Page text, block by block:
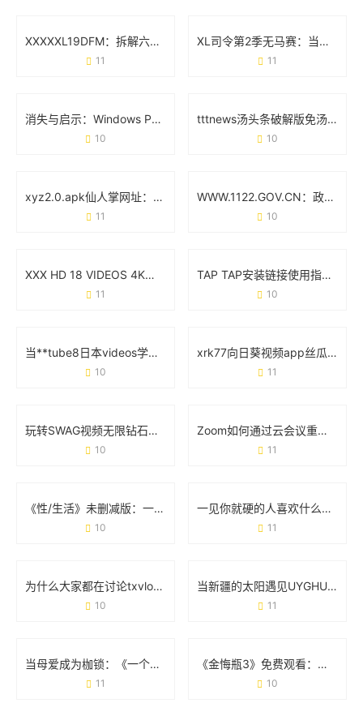
XXXXXL19DFM：拆解六大技术亮点与应用场景全透视
11
XL司令第2季无马赛：当机甲遇上真实感的全新突破
11
消失与启示：Windows Phone为什么没成为你的下一部手机？
10
tttnews汤头条破解版免汤币软件：真实需求与风险警示
10
xyz2.0.apk仙人掌网址：用绿色代码重构你的网络空间
11
WWW.1122.GOV.CN：政务服务的智能入口与创新实践
10
XXX HD 18 VIDEOS 4K：高清视觉体验与内容创作新趋势
11
TAP TAP安装链接使用指南：手把手教你避坑技巧
10
当**tube8日本videos学生直播**遇上网络生态：一场流量狂欢下的冷思考
10
xrk77向日葵视频app丝瓜污功能实测：用户最关心的3个核心问题
11
玩转SWAG视频无限钻石破解版：你需要知道的那些事儿
10
Zoom如何通过云会议重塑远程协作的日常体验
11
《性/生活》未删减版：一场被“打码”的社会实验
10
一见你就硬的人喜欢什么样的表现？身体反应和相处细节藏答案
11
为什么大家都在讨论txvlogcom糖心官网网站？这几点体验太真实了
10
当新疆的太阳遇见UYGHUR JALAP：辣椒与土地的故事
11
当母爱成为枷锁：《一个好妈妈的D3申字电影》为何刺痛千万人
11
《金悔瓶3》免费观看：如何合法避坑与观影指南
10